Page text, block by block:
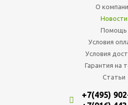
О
Новости
Помощь
Условия
Условия
Гарантия на
Статьи
+7(495)